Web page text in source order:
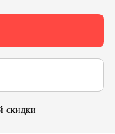
скидки